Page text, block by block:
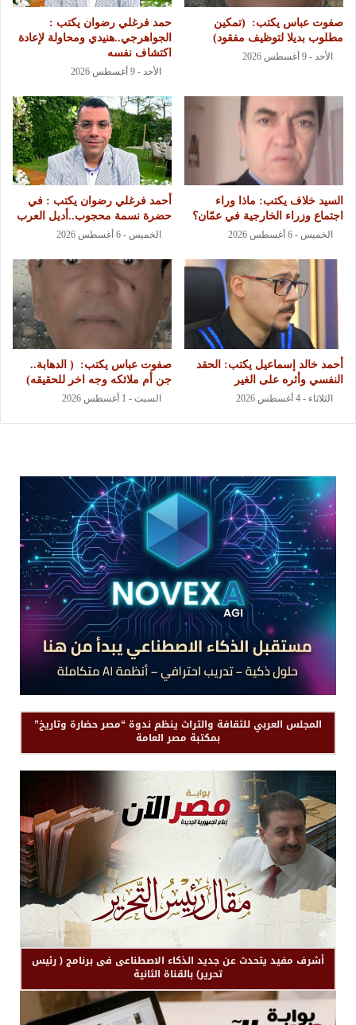
‏صفوت عباس يكتب: ‏ ‏(تمكين
مطلوب بديلا لتوظيف مفقود)
الأحد - 9 أغسطس 2026
حمد فرغلي رضوان يكتب :
الجواهرجي..هنيدي ومحاولة لإعادة
اكتشاف نفسه
الأحد - 9 أغسطس 2026
السيد خلاف يكتب: ماذا وراء
اجتماع وزراء الخارجية في عمّان؟
الخميس - 6 أغسطس 2026
أحمد فرغلي رضوان يكتب : في
حضرة نسمة محجوب..أديل العرب
الخميس - 6 أغسطس 2026
أحمد خالد إسماعيل يكتب: الحقد
النفسي وأثره على الغير
الثلاثاء - 4 أغسطس 2026
‏صفوت عباس يكتب: ‏ ‏( الدهابة..
جن أم ملائكه وجه اخر للحقيقه)
السبت - 1 أغسطس 2026
المجلس العربي للثقافة والتراث ينظم ندوة “مصر حضارة وتاريخ”
بمكتبة مصر العامة
أشرف مفيد يتحدث عن جديد الذكاء الاصطناعى فى برنامج ( رئيس
تحرير) بالقناة الثانية